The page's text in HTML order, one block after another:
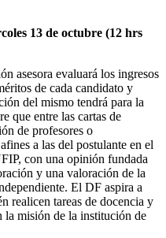
13 de octubre (12 hrs
asesora evaluará los ingresos
de cada candidato y
del mismo tendrá para la
que entre las cartas de
de profesores o
a las del postulante en el
con una opinión fundada
y una valoración de la
El DF aspira a
realicen tareas de docencia y
la misión de la institución de